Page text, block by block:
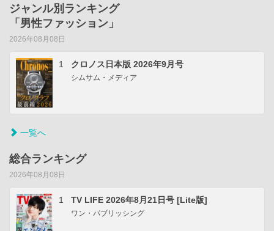
ジャンル別ランキング
「男性ファッション」
2026年08月08日
1 クロノス日本版 2026年9月号
シムサム・メディア
一覧へ
総合ランキング
2026年08月08日
1 TV LIFE 2026年8月21日号 [Lite版]
ワン・パブリッシング